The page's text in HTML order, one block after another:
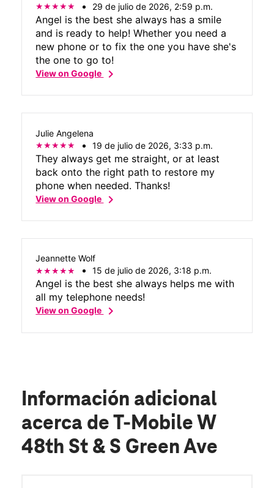
29 de julio de 2026, 2:59 p.m.
Angel is the best she always has a smile
and is ready to help! Whether you need a
new phone or to fix the one you have she's
the one to go to!
View on Googlechevron_right
Julie Angelena
19 de julio de 2026, 3:33 p.m.
They always get me straight, or at least
back onto the right path to restore my
phone when needed. Thanks!
View on Googlechevron_right
Jeannette Wolf
15 de julio de 2026, 3:18 p.m.
Angel is the best she always helps me with
all my telephone needs!
View on Googlechevron_right
Información adicional
acerca de T-Mobile W
48th St & S Green Ave